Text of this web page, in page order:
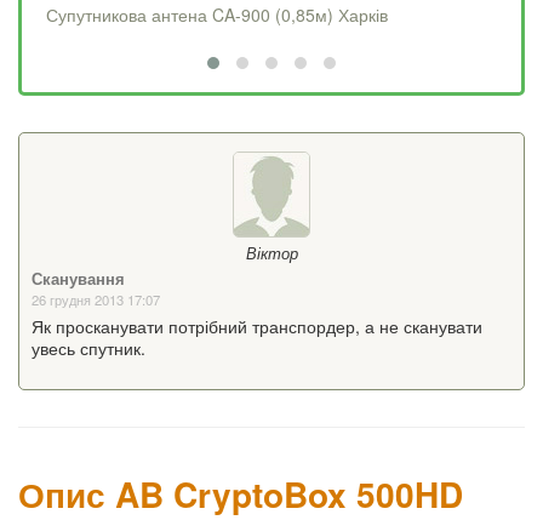
Супутникова антена CA-900 (0,85м) Харків
Віктор
Сканування
26 грудня 2013 17:07
Як просканувати потрібний транспордер, а не сканувати
увесь спутник.
Опис AB CryptoBox 500HD